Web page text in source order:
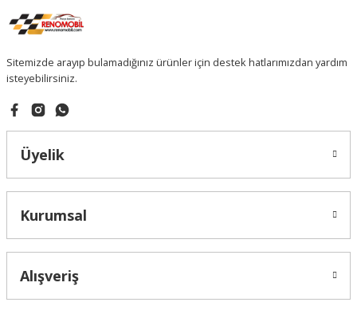
Sitemizde arayıp bulamadığınız ürünler için destek hatlarımızdan yardım
isteyebilirsiniz.
Üyelik
Kurumsal
Alışveriş